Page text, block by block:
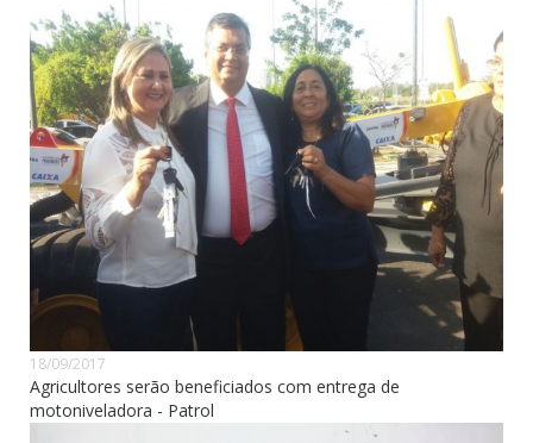
18/09/2017
Agricultores serão beneficiados com entrega de
motoniveladora - Patrol